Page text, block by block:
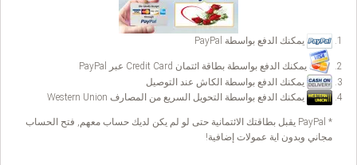
يمكنك الدفع بواسطة PayPal
يمكنك الدفع بواسطة بطاقة ائتمان Credit Card عبر PayPal
يمكنك الدفع بواسطة الكاش عند التوصيل
يمكنك الدفع بواسطة التحويل السريع من المصارف Western Union
* PayPal يقبل بطاقتك الائتمانية حتى لو لم يكن لديك حساب معهم, فتح الحساب
مجاني وبدون اية عمولات إضافية!